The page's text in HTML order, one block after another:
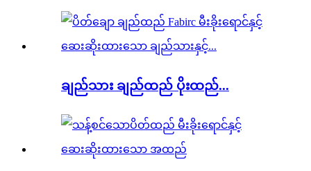
ချည်သား ချည်ထည် ပိုးထည်...